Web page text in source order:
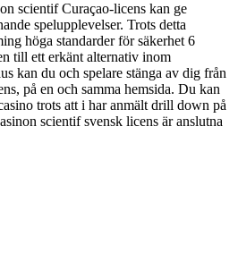
scientif Curaçao-licens kan ge
spelupplevelser. Trots detta
höga standarder för säkerhet 6
till ett erkänt alternativ inom
kan du och spelare stänga av dig från
på en och samma hemsida. Du kan
trots att i har anmält drill down på
scientif svensk licens är anslutna